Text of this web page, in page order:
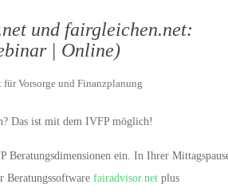
und fairgleichen.net:
| Online)
Vorsorge und Finanzplanung
Das ist mit dem IVFP möglich!
ein. In Ihrer
Beratungssoftware fairadvisor.net plus